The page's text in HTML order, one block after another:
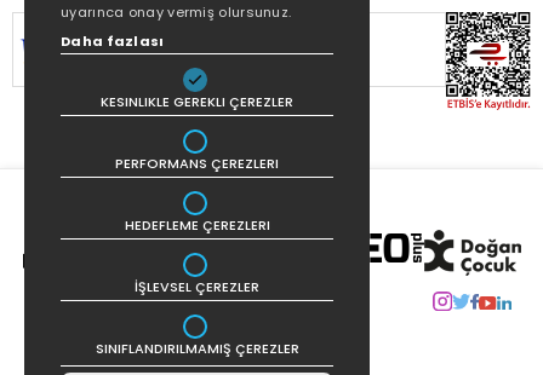
SİTEMİZ
KORUNMAKTADIR.
uyarınca onay vermiş olursunuz.
Daha fazlası
KESINLIKLE GEREKLI ÇEREZLER
PERFORMANS ÇEREZLERI
HEDEFLEME ÇEREZLERI
İŞLEVSEL ÇEREZLER
SINIFLANDIRILMAMIŞ ÇEREZLER